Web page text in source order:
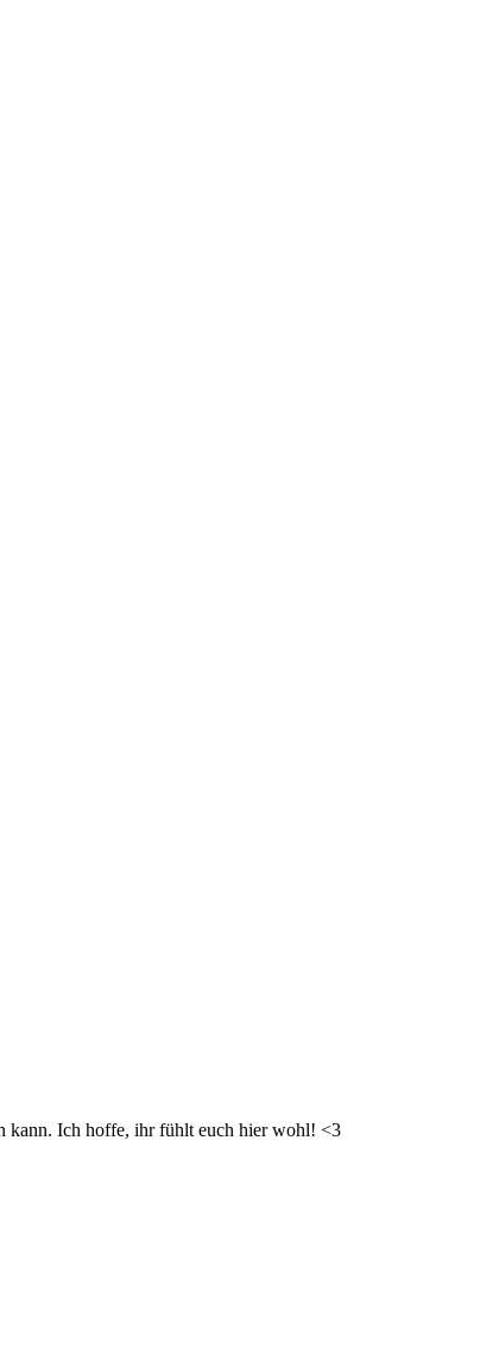
kann. Ich hoffe, ihr fühlt euch hier wohl! <3